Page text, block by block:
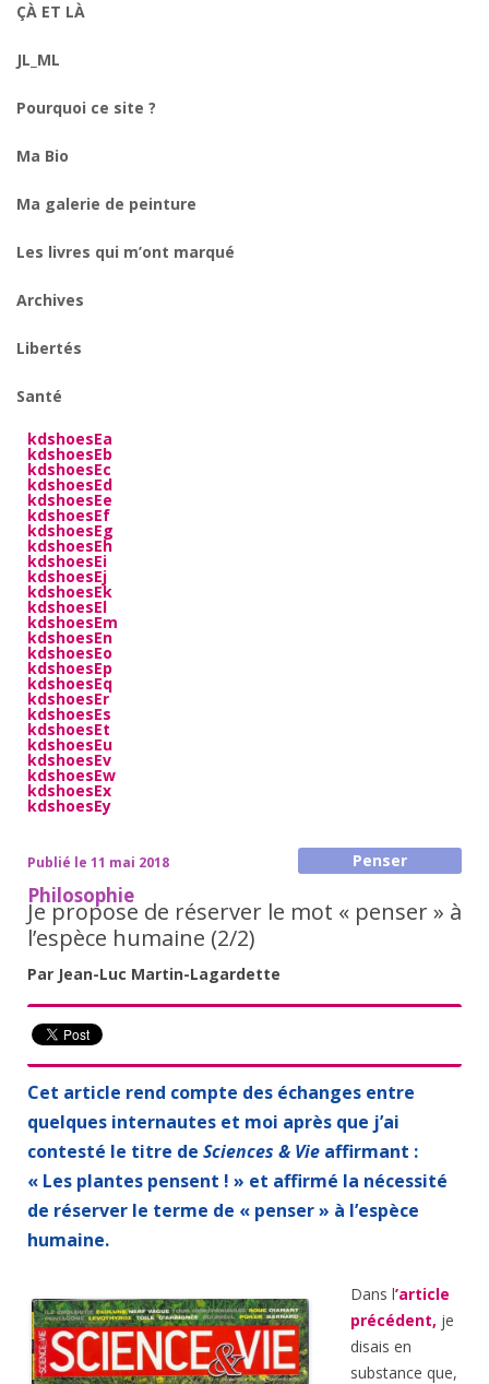
ÇÀ ET LÀ
JL_ML
Pourquoi ce site ?
Ma Bio
Ma galerie de peinture
Les livres qui m’ont marqué
Archives
Libertés
Santé
kdshoesEa
kdshoesEb
kdshoesEc
kdshoesEd
kdshoesEe
kdshoesEf
kdshoesEg
kdshoesEh
kdshoesEi
kdshoesEj
kdshoesEk
kdshoesEl
kdshoesEm
kdshoesEn
kdshoesEo
kdshoesEp
kdshoesEq
kdshoesEr
kdshoesEs
kdshoesEt
kdshoesEu
kdshoesEv
kdshoesEw
kdshoesEx
kdshoesEy
Publié le 11 mai 2018 Penser
Philosophie
Je propose de réserver le mot « penser » à
l’espèce humaine (2/2)
Par Jean-Luc Martin-Lagardette
Cet article rend compte des échanges entre
quelques internautes et moi après que j’ai
contesté le titre de Sciences & Vie affirmant :
« Les plantes pensent ! » et affirmé la nécessité
de réserver le terme de « penser » à l’espèce
humaine.
Dans l’article
précédent, je
disais en
substance que,